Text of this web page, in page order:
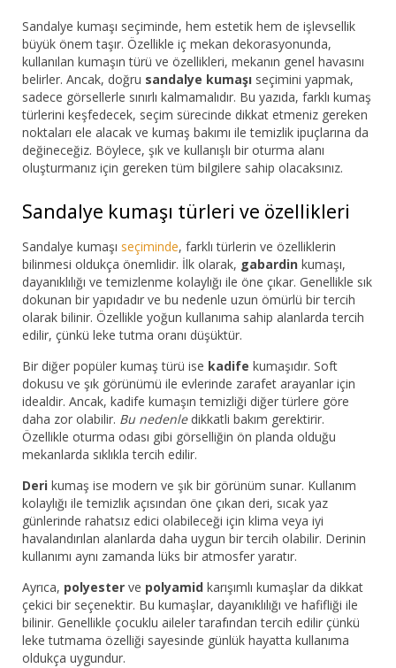
Bar Sandalyesi
Restaurant Sandalyesi
Plastik Sandalye
Dış Mekan Sandalyeler
Sandalye kumaşı seçiminde, hem estetik hem de işlevsellik
büyük önem taşır. Özellikle iç mekan dekorasyonunda,
kullanılan kumaşın türü ve özellikleri, mekanın genel havasını
belirler. Ancak, doğru sandalye kumaşı seçimini yapmak,
sadece görsellerle sınırlı kalmamalıdır. Bu yazıda, farklı kumaş
türlerini keşfedecek, seçim sürecinde dikkat etmeniz gereken
noktaları ele alacak ve kumaş bakımı ile temizlik ipuçlarına da
değineceğiz. Böylece, şık ve kullanışlı bir oturma alanı
oluşturmanız için gereken tüm bilgilere sahip olacaksınız.
Sandalye kumaşı türleri ve özellikleri
Sandalye kumaşı seçiminde, farklı türlerin ve özelliklerin
bilinmesi oldukça önemlidir. İlk olarak, gabardin kumaşı,
dayanıklılığı ve temizlenme kolaylığı ile öne çıkar. Genellikle sık
dokunan bir yapıdadır ve bu nedenle uzun ömürlü bir tercih
olarak bilinir. Özellikle yoğun kullanıma sahip alanlarda tercih
edilir, çünkü leke tutma oranı düşüktür.
Bir diğer popüler kumaş türü ise kadife kumaşıdır. Soft
dokusu ve şık görünümü ile evlerinde zarafet arayanlar için
idealdir. Ancak, kadife kumaşın temizliği diğer türlere göre
daha zor olabilir. Bu nedenledikkatli bakım gerektirir.
Özellikle oturma odası gibi görselliğin ön planda olduğu
mekanlarda sıklıkla tercih edilir.
Deri kumaş ise modern ve şık bir görünüm sunar. Kullanım
kolaylığı ile temizlik açısından öne çıkan deri, sıcak yaz
günlerinde rahatsız edici olabileceği için klima veya iyi
havalandırılan alanlarda daha uygun bir tercih olabilir. Derinin
kullanımı aynı zamanda lüks bir atmosfer yaratır.
Ayrıca, polyester ve polyamid karışımlı kumaşlar da dikkat
çekici bir seçenektir. Bu kumaşlar, dayanıklılığı ve hafifliği ile
bilinir. Genellikle çocuklu aileler tarafından tercih edilir çünkü
leke tutmama özelliği sayesinde günlük hayatta kullanıma
oldukça uygundur.